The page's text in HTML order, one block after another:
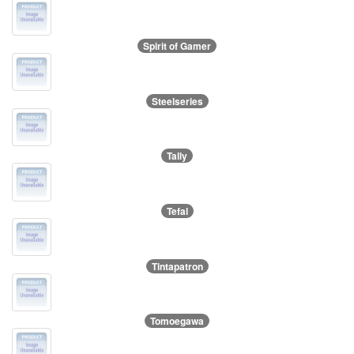
Spirit of Gamer
Steelseries
Tally
Tefal
Tintapatron
Tomoegawa